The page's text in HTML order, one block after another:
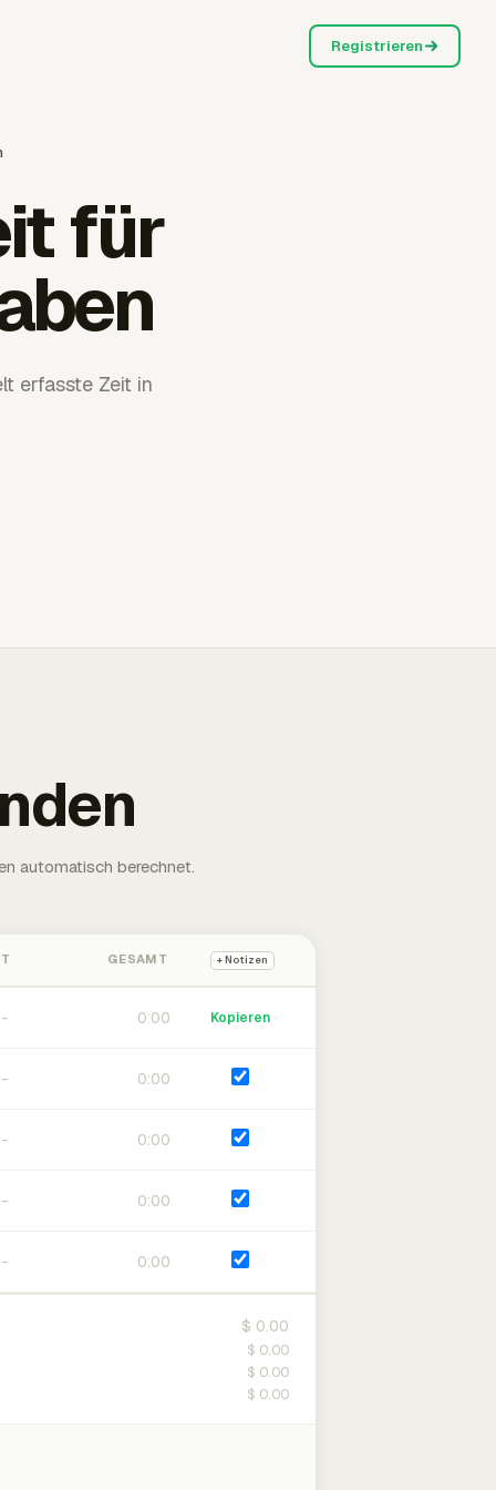
Registrieren
für
erfasste Zeit in
automatisch berechnet.
GESAMT + Notizen
0:00 Kopieren
0:00
0:00
0:00
0:00
$ 0.00
$ 0.00
$ 0.00
$ 0.00